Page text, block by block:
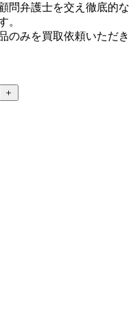
問弁護士を交え徹底的な
。
のみを買取依頼いただき
＋